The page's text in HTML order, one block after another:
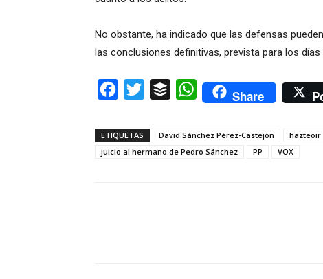
No obstante, ha indicado que las defensas
las conclusiones definitivas, prevista para los días
Facebook
Twitter Buffer WhatsAppShare
ETIQUETAS David Sánchez Pérez-Castejón hazteoir
juicio al hermano de Pedro Sánchez
PP VOX